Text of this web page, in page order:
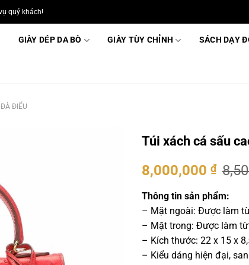
quý khách!
GIÀY DÉP DA BÒ GIÀY TÙY CHỈNH SÁCH DẠY
ĐIỂU
Túi xách cá sấu
Giá
là:
8,500,000 ₫.
8,000,000 ₫Giá
tại
là:
Thông tin sản phẩm:
– Mặt ngoài: Được làm
– Mặt trong: Được làm
– Kích thước: 22 x 15 x
– Kiểu dáng hiện đại,